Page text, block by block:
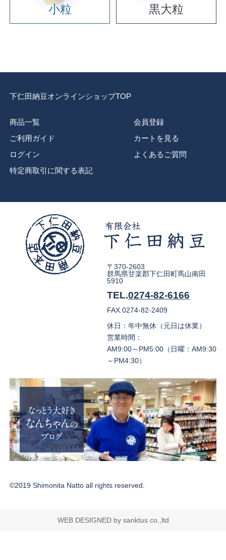
小粒 黒大粒
下仁田納豆オンラインショップTOP
商品一覧
会員登録
ご利用ガイド
カートを見る
ログイン
よくあるご質問
特定商取引に関する表記
〒370-2603
群馬県甘楽郡下仁田町馬山南田
5910
TEL.0274-82-6166
FAX.0274-82-2409
休日：年中無休（元日は休業）
営業時間：
AM9:00～PM5:00（日曜：AM9:30
～PM4:30）
©2019 Shimonita Natto all rights reserved.
WEB DESIGNED by sanktus co.,ltd